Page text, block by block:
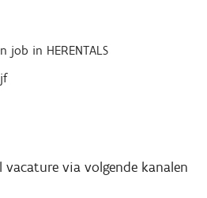
job in HERENTALS
vacature via volgende kanalen